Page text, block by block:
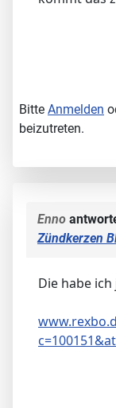
Bitte Anmelden
beizutreten.
Enno
Zündkerzen
Die habe